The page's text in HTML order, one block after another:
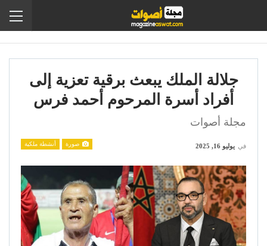
جلالة الملك يبعث برقية تعزية إلى
أفراد أسرة المرحوم أحمد فرس
مجلة أصوات
صورة أنشطة ملكية في يوليو 16, 2025